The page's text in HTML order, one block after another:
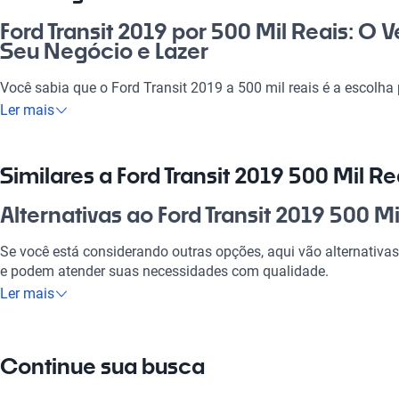
Ford Transit 2019 por 500 Mil Reais: O
Seu Negócio e Lazer
Você sabia que o Ford Transit 2019 a 500 mil reais é a
veículo versátil? Seja para o trabalho ou lazer, este automóvel
ponta, tudo para tornar suas aventuras na estrada muito mais
Por que escolher Ford Transit 2019 500
Desfrute da melhor tecnologia com Tecnologia moderna,
experiência conectada e confortável.
Opções comoFord Ranger ,Ford Focus
Ler mais
Similares a Ford Transit 2019 500 Mil
Alternativas ao Ford Transit 2019 500
Se você está considerando outras opções, aqui vão
e podem atender suas necessidades com qualidade.
Ford Focus
Ler mais
Continue sua busca